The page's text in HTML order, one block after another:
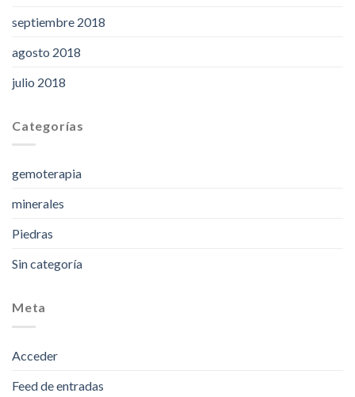
septiembre 2018
agosto 2018
julio 2018
Categorías
gemoterapia
minerales
Piedras
Sin categoría
Meta
Acceder
Feed de entradas